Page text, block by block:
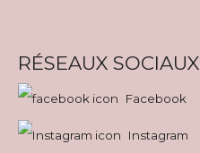
RÉSEAUX SOCIAUX
Facebook
Instagram